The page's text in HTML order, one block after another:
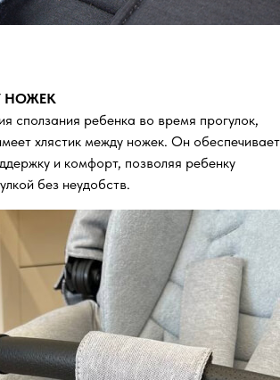
НОЖЕК
сползания ребенка во время прогулок,
хлястик между ножек. Он обеспечивает
и комфорт, позволяя ребенку
без неудобств.